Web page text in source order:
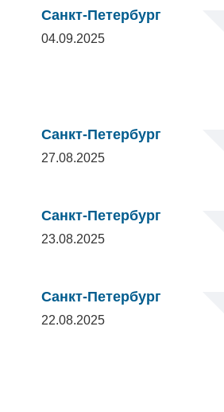
Санкт-Петербург
04.09.2025
Санкт-Петербург
27.08.2025
Санкт-Петербург
23.08.2025
Санкт-Петербург
22.08.2025